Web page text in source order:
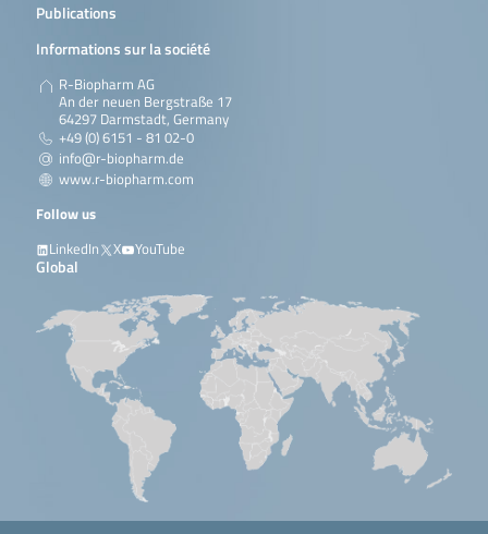
Publications
Informations sur la société
R-Biopharm AG
An der neuen Bergstraße 17
64297 Darmstadt, Germany
+49 (0) 6151 - 81 02-0
info@r-biopharm.de
www.r-biopharm.com
Follow us
LinkedIn
X YouTube
Global